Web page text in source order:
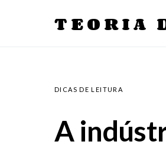
TEORIA
DICAS DE LEITURA
A